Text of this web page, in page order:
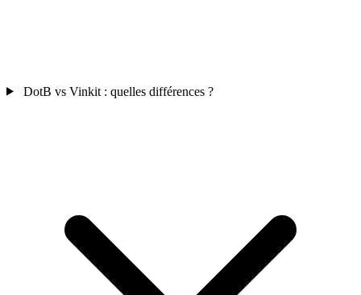
DotB vs Vinkit : quelles différences ?